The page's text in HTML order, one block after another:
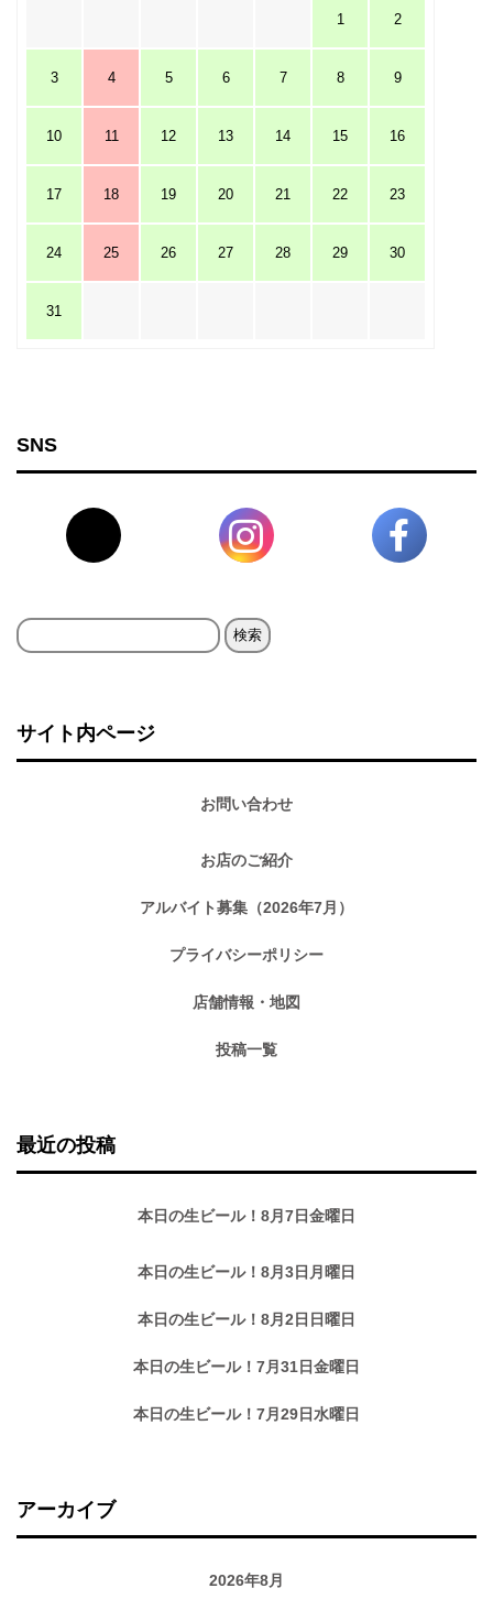
1 2
3 4 5 6 7 8 9
10 11 12 13 14 15 16
17 18 19 20 21 22 23
24 25 26 27 28 29 30
31
SNS
検
サイト内ページ
お問い合わせ
お店のご紹介
アルバイト募集（2026年7月）
プライバシーポリシー
店舗情報・地図
投稿一覧
最近の投稿
本日の生ビール！8月7日金曜日
本日の生ビール！8月3日月曜日
本日の生ビール！8月2日日曜日
本日の生ビール！7月31日金曜日
本日の生ビール！7月29日水曜日
アーカイブ
2026年8月